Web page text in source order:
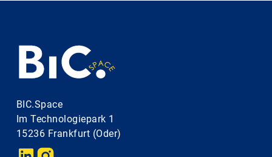
BIC.Space
Im Technologiepark 1
15236 Frankfurt (Oder)